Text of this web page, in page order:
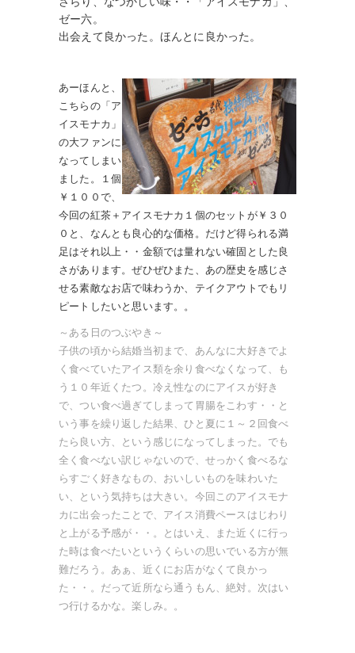
ゼー六。
出会えて良かった。ほんとに良かった。
あーほんと、
こちらの「ア
イスモナカ」
の大ファンに
なってしまい
ました。１個
￥１００で、
今回の紅茶＋アイスモナカ１個のセットが￥３０
０と、なんとも良心的な価格。だけど得られる満
足はそれ以上・・金額では量れない確固とした良
さがあります。ぜひぜひまた、あの歴史を感じさ
せる素敵なお店で味わうか、テイクアウトでもリ
ピートしたいと思います。。
～ある日のつぶやき～
子供の頃から結婚当初まで、あんなに大好きでよ
く食べていたアイス類を余り食べなくなって、も
う１０年近くたつ。冷え性なのにアイスが好き
で、つい食べ過ぎてしまって胃腸をこわす・・と
いう事を繰り返した結果、ひと夏に１～２回食べ
たら良い方、という感じになってしまった。でも
全く食べない訳じゃないので、せっかく食べるな
らすごく好きなもの、おいしいものを味わいた
い、という気持ちは大きい。今回このアイスモナ
カに出会ったことで、アイス消費ペースはじわり
と上がる予感が・・。とはいえ、また近くに行っ
た時は食べたいというくらいの思いでいる方が無
難だろう。あぁ、近くにお店がなくて良かっ
た・・。だって近所なら通うもん、絶対。次はい
つ行けるかな。楽しみ。。